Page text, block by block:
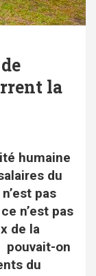
la
humaine
du
pas
n’est pas
de la
pouvait-on
du